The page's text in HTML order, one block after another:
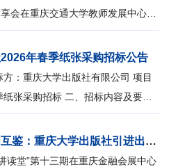
会在重庆交通大学教师发展中心报
学科的视角重新...
年春季纸张采购招标公告
：重庆大学出版社有限公司 项目
张采购招标 二、招标内容及要求
求：见招标文件 ...
正式签约，文明互鉴：重庆大学出版社引进出版艾伦·麦克法兰院士新书
读堂”第十三期在重庆金融会展中心